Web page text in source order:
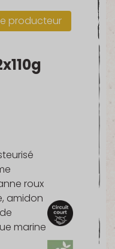
producteur
roux
amidon
marine